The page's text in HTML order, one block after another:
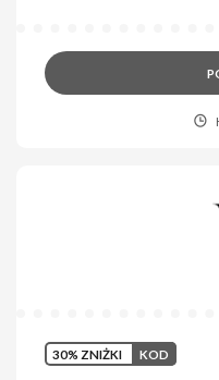
30% ZNIŻKI KOD